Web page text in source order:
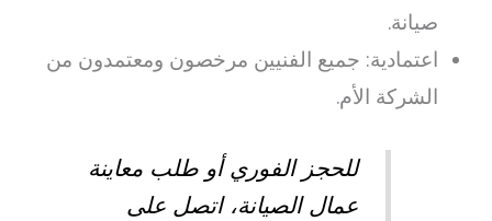
صيانة.
اعتمادية: جميع الفنيين مرخصون ومعتمدون من
الشركة الأم.
للحجز الفوري أو طلب معاينة
عمال الصيانة، اتصل على